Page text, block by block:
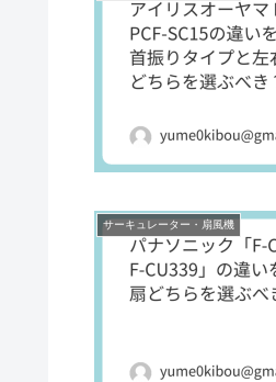
サーキュレーター・扇風機